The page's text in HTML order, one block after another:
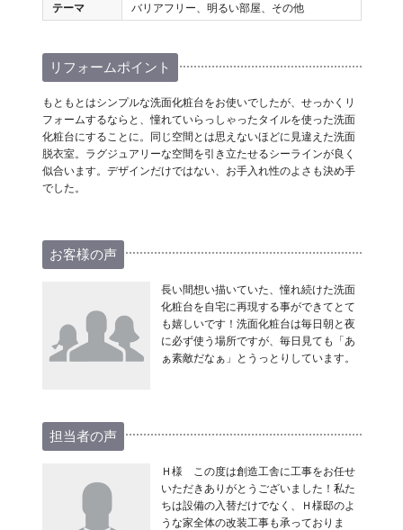
テーマ
バリアフリー、明るい部屋、その他
リフォームポイント
もともとはシンプルな洗面化粧台をお使いでしたが、せっかくリ
フォームするならと、憧れていらっしゃったタイルを使った洗面
化粧台にすることに。同じ空間とは思えないほどに見違えた洗面
脱衣室。ラグジュアリーな空間を引き立たせるシーラインが良く
似合います。デザインだけではない、お手入れ性のよさも決め手
でした。
お客様の声
長い間想い描いていた、憧れ続けた洗面
化粧台を自宅に再現する事ができてとて
も嬉しいです！洗面化粧台は毎日朝と夜
に必ず使う場所ですが、毎日見ても「あ
ぁ素敵だなぁ」とうっとりしています。
担当者の声
Ｈ様 この度は創造工舎に工事をお任せ
いただきありがとうございました！私た
ちは設備の入替だけでなく、Ｈ様邸のよ
うな家全体の改装工事も承っておりま